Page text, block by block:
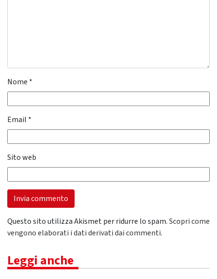
Nome *
Email *
Sito web
Questo sito utilizza Akismet per ridurre lo spam.Scopri come
vengono elaborati i dati derivati dai commenti.
Leggi anche